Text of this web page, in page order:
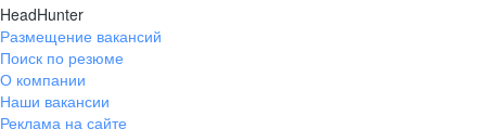
HeadHunter
Размещение вакансий
Поиск по резюме
О компании
Наши вакансии
Реклама на сайте